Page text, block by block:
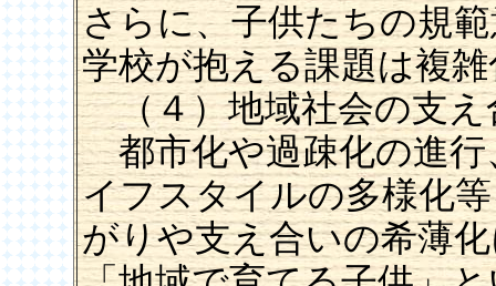
さらに、子供たちの規
学校が抱える課題は複
（４）地域社会の支え
都市化や過疎化の進行
イフスタイルの多様化
がりや支え合いの希薄